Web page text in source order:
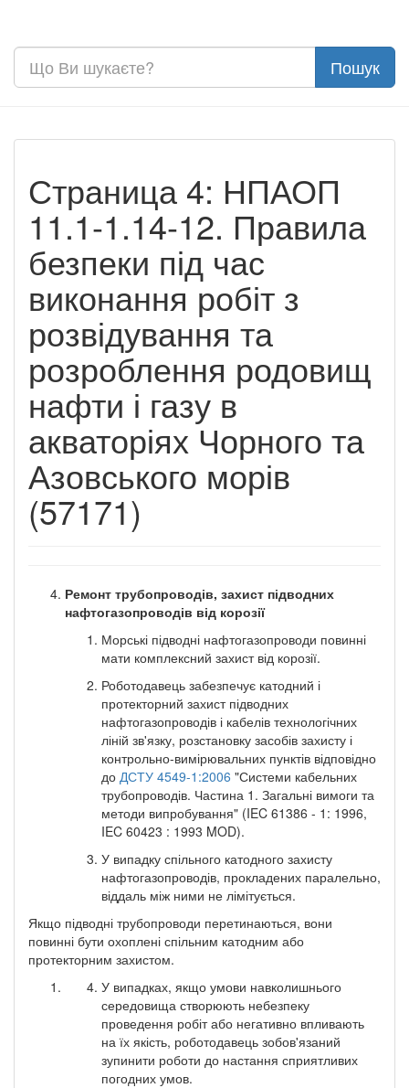
Страница 4: НПАОП
11.1-1.14-12. Правила
безпеки під час
виконання робіт з
розвідування та
розроблення родовищ
нафти і газу в
акваторіях Чорного та
Азовського морів
(57171)
Ремонт трубопроводів, захист підводних
нафтогазопроводів від корозії
Морські підводні нафтогазопроводи повинні
мати комплексний захист від корозії.
Роботодавець забезпечує катодний і
протекторний захист підводних
нафтогазопроводів і кабелів технологічних
ліній зв'язку, розстановку засобів захисту і
контрольно-вимірювальних пунктів відповідно
до ДСТУ 4549-1:2006 "Системи кабельних
трубопроводів. Частина 1. Загальні вимоги та
методи випробування" (IEC 61386 - 1: 1996,
IEC 60423 : 1993 MOD).
У випадку спільного катодного захисту
нафтогазопроводів, прокладених паралельно,
віддаль між ними не лімітується.
Якщо підводні трубопроводи перетинаються, вони
повинні бути охоплені спільним катодним або
протекторним захистом.
У випадках, якщо умови навколишнього
середовища створюють небезпеку
проведення робіт або негативно впливають
на їх якість, роботодавець зобов'язаний
зупинити роботи до настання сприятливих
погодних умов.